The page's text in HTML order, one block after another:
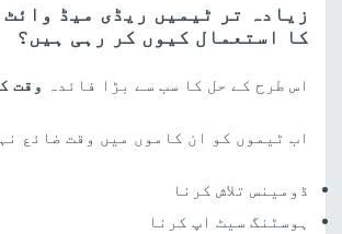
زیادہ تر ٹیمیں ریڈی میڈ وائٹ
کا استعمال کیوں کر رہی ہیں؟
اس طرح کے حل کا سب سے بڑا فائدہ وقت
اب ٹیموں کو ان کاموں میں وقت ضائع
ڈومینس تلاش کرنا
ہوسٹنگ سیٹ اپ کرنا